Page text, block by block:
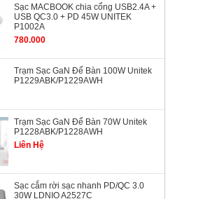
Sạc MACBOOK chia cổng USB2.4A +
USB QC3.0 + PD 45W UNITEK
P1002A
780.000
Trạm Sạc GaN Để Bàn 100W Unitek
P1229ABK/P1229AWH
Trạm Sạc GaN Để Bàn 70W Unitek
P1228ABK/P1228AWH
Liên Hệ
Sạc cắm rời sạc nhanh PD/QC 3.0
30W LDNIO A2527C